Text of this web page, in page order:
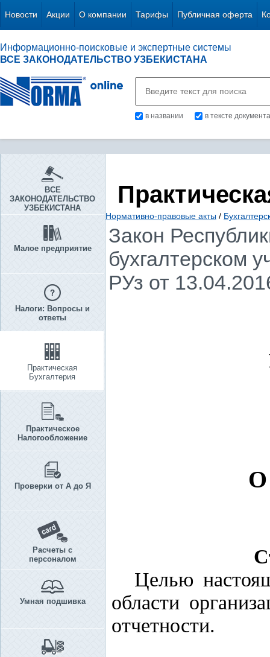
Новости Акции О компании Тарифы Публичная оферта
Информационно-поисковые и экспертные системы
ВСЕ ЗАКОНОДАТЕЛЬСТВО УЗБЕКИСТАНА
в названии в тексте документа
ВСЕ
ЗАКОНОДАТЕЛЬСТВО
УЗБЕКИСТАНА
Малое предприятие
Налоги: Вопросы и
ответы
Практическая
Бухгалтерия
Практическое
Налогообложение
Проверки от А до Я
Расчеты с
персоналом
Умная подшивка
Нормативно-правовые акты /
Закон
бухгалтерском
РУз от
Целью
области
отчетности.